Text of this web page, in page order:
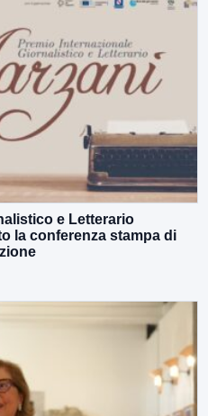
e Letterario
la conferenza stampa di